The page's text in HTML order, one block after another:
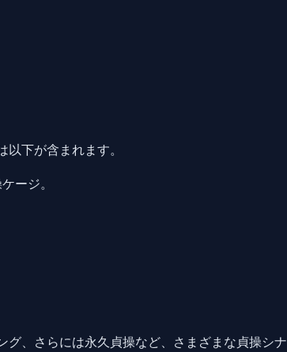
下が含まれます。
ージ。
、さらには永久貞操など、さまざまな貞操シナ